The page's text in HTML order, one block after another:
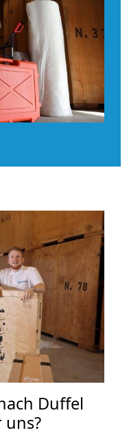
Duffel
uns?